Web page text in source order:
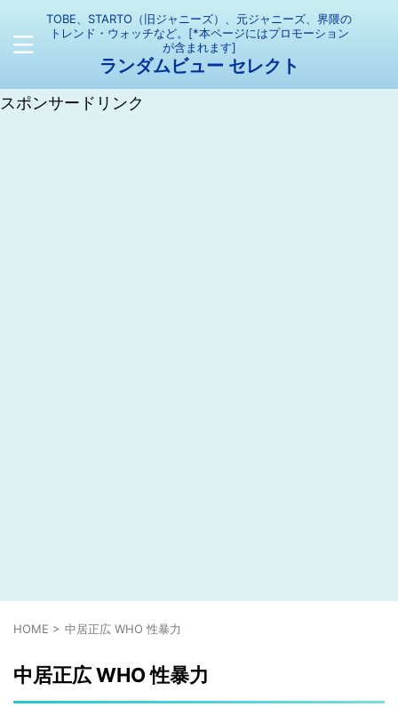
TOBE、STARTO（旧ジャニーズ）、元ジャニーズ、界隈の
トレンド・ウォッチなど。[*本ページにはプロモーション
が含まれます]
ランダムビュー セレクト
スポンサードリンク
HOME > 中居正広 WHO 性暴力
中居正広 WHO 性暴力